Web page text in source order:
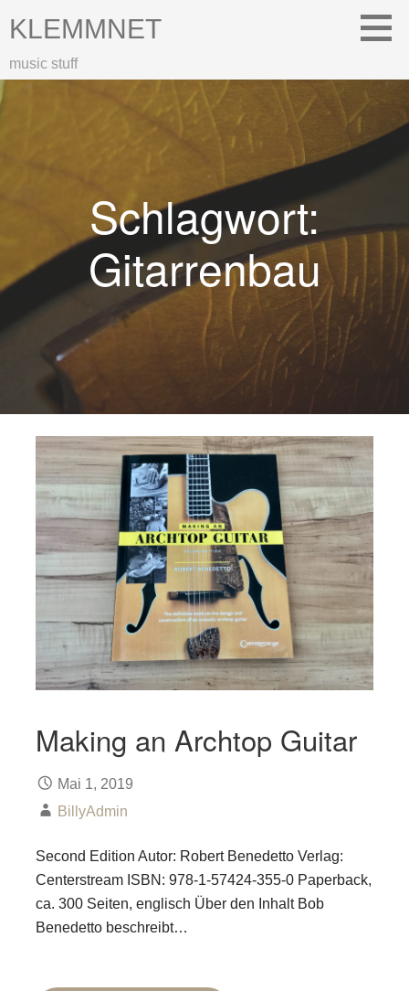
Inhalt
KLEMMNET
music stuff
Schlagwort:
Gitarrenbau
Making an Archtop Guitar
Mai 1, 2019
BillyAdmin
Second Edition Autor: Robert Benedetto Verlag:
Centerstream ISBN: 978-1-57424-355-0 Paperback,
ca. 300 Seiten, englisch Über den Inhalt Bob
Benedetto beschreibt…